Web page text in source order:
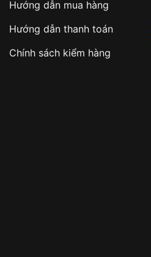
Hướng dẫn mua hàng
Hướng dẫn thanh toán
Chính sách kiểm hàng